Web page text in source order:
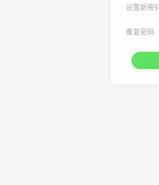
设置新密
重复密码